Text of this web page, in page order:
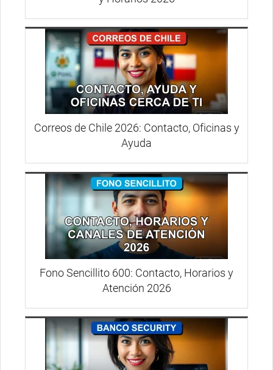
Correos de Chile 2026: Contacto, Oficinas y
Ayuda
Fono Sencillito 600: Contacto, Horarios y
Atención 2026